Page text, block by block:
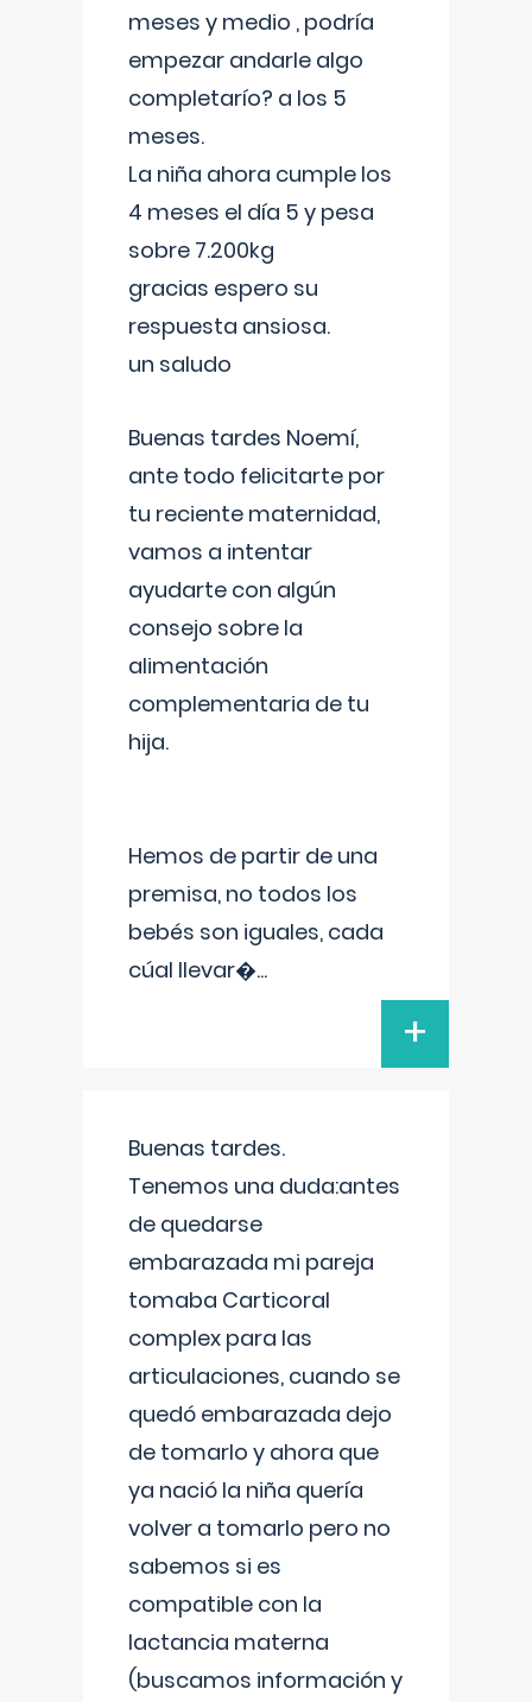
meses y medio , podría
empezar andarle algo
completarío? a los 5
meses.
La niña ahora cumple los
4 meses el día 5 y pesa
sobre 7.200kg
gracias espero su
respuesta ansiosa.
un saludo
Buenas tardes Noemí,
ante todo felicitarte por
tu reciente maternidad,
vamos a intentar
ayudarte con algún
consejo sobre la
alimentación
complementaria de tu
hija.
Hemos de partir de una
premisa, no todos los
bebés son iguales, cada
cúal llevar�...
+
Buenas tardes.
Tenemos una duda:antes
de quedarse
embarazada mi pareja
tomaba Carticoral
complex para las
articulaciones, cuando se
quedó embarazada dejo
de tomarlo y ahora que
ya nació la niña quería
volver a tomarlo pero no
sabemos si es
compatible con la
lactancia materna
(buscamos información y